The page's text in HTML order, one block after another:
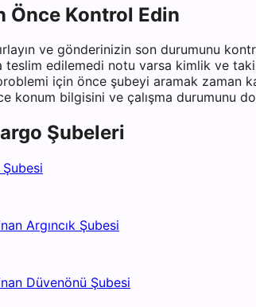
Önce Kontrol Edin
ve gönderinizin son durumunu
teslim edilemedi notu varsa kimlik ve
için önce şubeyi aramak zaman
konum bilgisini ve çalışma durumunu
Şubeleri
Argıncık Şubesi
Düvenönü Şubesi